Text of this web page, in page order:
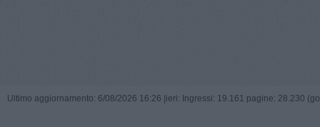
Ultimo aggiornamento: 6/08/2026 16:26 | ieri: Ingressi: 19.161 pagine: 28.230